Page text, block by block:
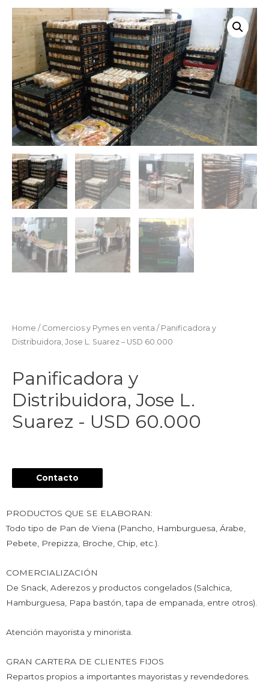
Home / Comercios y Pymes en venta / Panificadora y
Distribuidora, Jose L. Suarez – USD 60.000
Panificadora y
Distribuidora, Jose L.
Suarez - USD 60.000
Contacto
PRODUCTOS QUE SE ELABORAN:
Todo tipo de Pan de Viena (Pancho, Hamburguesa, Árabe,
Pebete, Prepizza, Broche, Chip, etc.).
COMERCIALIZACIÓN
De Snack, Aderezos y productos congelados (Salchica,
Hamburguesa, Papa bastón, tapa de empanada, entre otros).
Atención mayorista y minorista.
GRAN CARTERA DE CLIENTES FIJOS
Repartos propios a importantes mayoristas y revendedores.